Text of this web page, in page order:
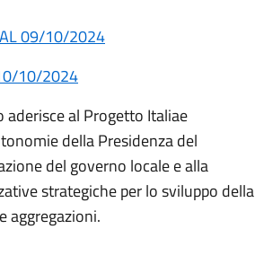
AL 09/10/2024
10/2024
al Progetto Italiae
della Presidenza del
del governo locale e alla
strategiche per lo sviluppo della
aggregazioni.